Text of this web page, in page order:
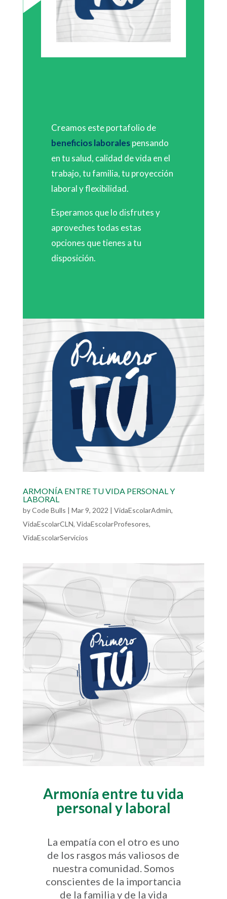
Creamos este portafolio de
beneficios laboralespensando
en tu salud, calidad de vida en el
trabajo, tu familia, tu proyección
laboral y flexibilidad.
Esperamos que lo disfrutes y
aproveches todas estas
opciones que tienes a tu
disposición.
ARMONÍA ENTRE TU VIDA PERSONAL Y
LABORAL
byCode Bulls Mar 9, 2022 VidaEscolarAdmin,
VidaEscolarCLN, VidaEscolarProfesores,
VidaEscolarServicios
Armonía entre tu vida
personal y laboral
La empatía con el otro es uno
de los rasgos más valiosos de
nuestra comunidad. Somos
conscientes de la importancia
de la familia y de la vida